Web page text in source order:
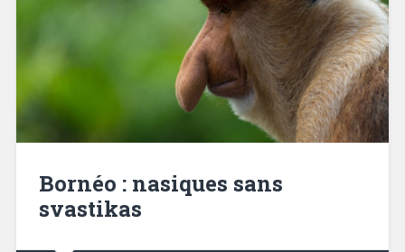
Bornéo : nasiques sans
svastikas